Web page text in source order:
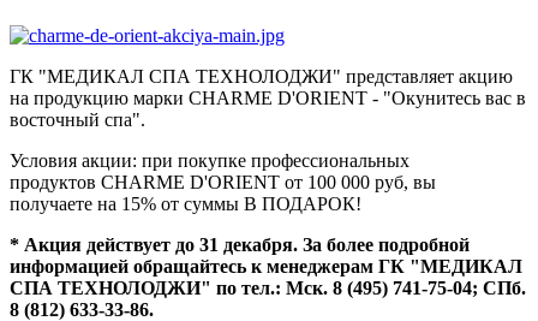
ГК "МЕДИКАЛ СПА ТЕХНОЛОДЖИ" представляет акцию
на продукцию марки CHARME D'ORIENT - "Окунитесь вас в
восточный спа".
Условия акции: при покупке профессиональных
продуктов CHARME D'ORIENT от 100 000 руб, вы
получаете на 15% от суммы В ПОДАРОК!
* Акция действует до 31 декабря. За более подробной
информацией обращайтесь к менеджерам ГК "МЕДИКАЛ
СПА ТЕХНОЛОДЖИ" по тел.: Мск. 8 (495) 741-75-04; СПб.
8 (812) 633-33-86.